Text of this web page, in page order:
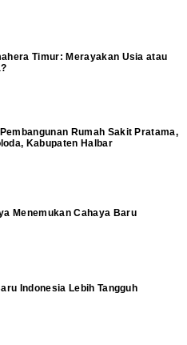
Timur: Merayakan Usia atau
Rumah Sakit Pratama,
Kabupaten Halbar
Menemukan Cahaya Baru
Indonesia Lebih Tangguh